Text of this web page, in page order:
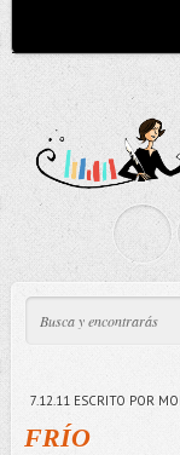
7.12.11 ESCRITO POR
FRÍO